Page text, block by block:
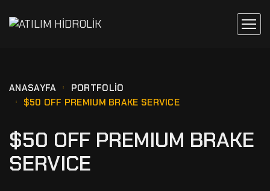
ANASAYFA
PORTFOLIO
$50 OFF PREMIUM BRAKE SERVICE
$50 OFF PREMIUM BRAKE
SERVICE